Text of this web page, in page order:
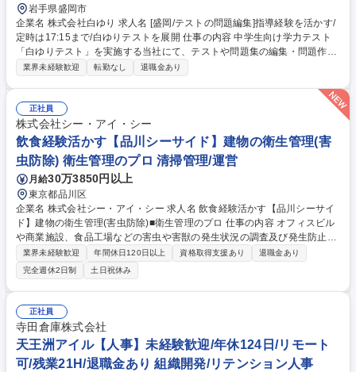
岩手県盛岡市
企業名 株式会社白ゆり 求人名 [盛岡/テストの問題編集]指導経験を活かす/
定時は17:15まで/白ゆりテストを展開 仕事の内容 中学生向け学力テスト
「白ゆりテスト」を実施する当社にて、テストや問題集の編集・問題作成
をお任せします。指導経験を活かし、受験生がつまずきやすいポイントを
問題作成・校正をお願いします。出題傾向を分析し、問題の選定や解説の
執筆まで、一連のプロセスをお任せします。指導経験を活かした、良問の
迅速な見極めがカギとなるため、これまでのやり方に捉われず、より要領
よく効率的に進める工夫が求められます。※当社運営の塾「作人舘」での
講師または事務作業をお願いすることもあります。 募集職種 [盛岡/テスト
の問題編集]指導経験を活かす/定時は17:15まで/白ゆりテストを展開
業界未経験歓迎 転勤なし 退職金あり
正社員
株式会社シー・アイ・シー
飲食経験活かす【品川シーサイド】建物の衛生管理(害
虫防除) 衛生管理のプロ 清掃管理/運営
月給30万3850円以上
東京都品川区
企業名 株式会社シー・アイ・シー 求人名 飲食経験活かす【品川シーサイ
ド】建物の衛生管理(害虫防除)■衛生管理のプロ 仕事の内容 オフィスビル
や商業施設、食品工場などの害虫や害獣の発生状況の調査及び発生防止の
措置を講じます。「建築物衛生法」に基づき建物の管理者に義務付けられ
ているため、常に需要があり、非常に安定した事業です。 【詳細】調査結
果により追加の作業が必要な場合は提案及び見積もりの作成から受注まで
行います。時には大型ビルの設計段階から携わり、ねずみが侵入しにくい
構造となるようコンサルテーションも行います。 【働き方】残業平均30
時間/月。繁忙期は45時間もありますが、残業削減のために増員募集中。
現場によっては休日・夜間勤務有(手当/振休有) 【競合優位性】全員が正社
員のため他社より高額ですが高品質で選ばれています。 募集職種 飲食経
験活かす【品川シーサイド】建物の衛生管理(害虫防除)■衛生管理のプロ
業界未経験歓迎 年間休日120日以上 資格取得支援あり
退職金あり
完全週休2日制
土日祝休み
正社員
寺田倉庫株式会社
天王洲アイル【人事】未経験歓迎/年休124日/リモート
可/残業21H/退職金あり 組織開発/リテンション人事